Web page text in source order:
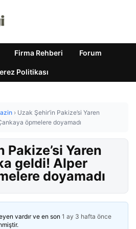
Firma Rehberi Forum
Politikası
› Uzak Şehir’in Pakize’si Yaren
öpmelere doyamadı
Pakize’si Yaren
geldi! Alper
doyamadı
vardır ve en son 1 ay 3 hafta önce